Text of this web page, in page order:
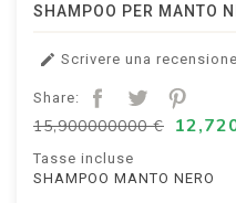
SHAMPOO PER MANTO
 Scrivere una recensione
Share:
15,900000000 €
Tasse incluse
SHAMPOO MANTO NERO